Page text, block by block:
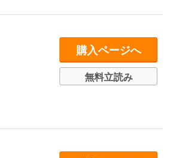
購入ページへ
無料立読み